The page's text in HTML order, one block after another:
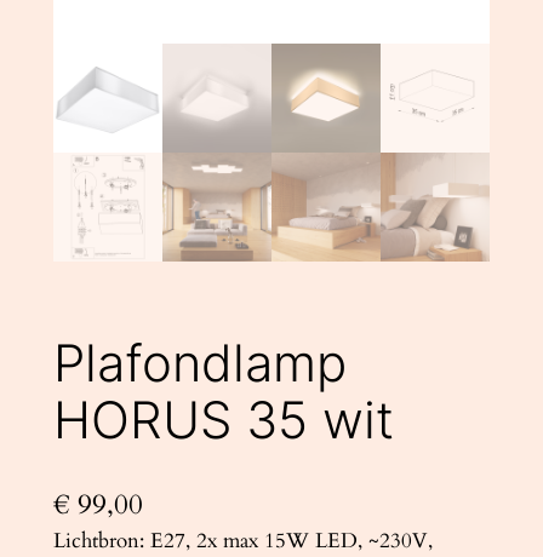
Plafondlamp
HORUS 35 wit
€ 99,00
Lichtbron: E27, 2x max 15W LED, ~230V,